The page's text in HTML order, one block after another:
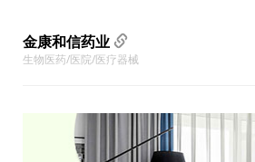
金康和信药业
生物医药/医院/医疗器械